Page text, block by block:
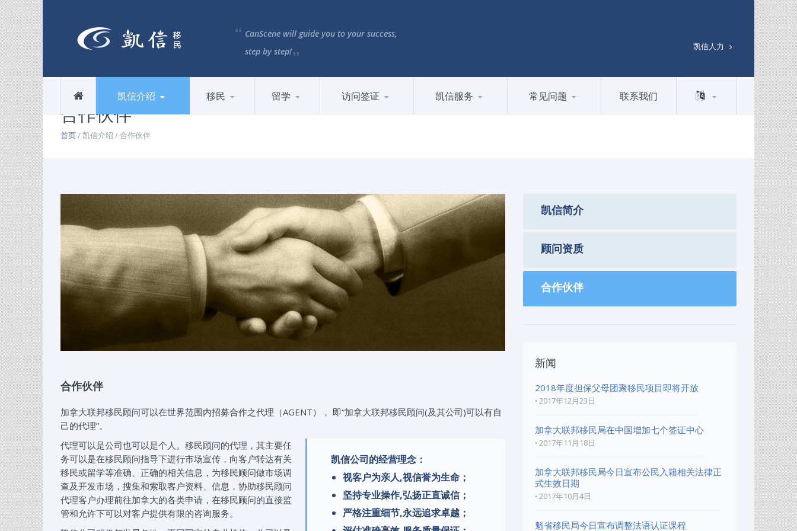
CanScene will guide you to your success,
step by step!
凯信人力
凯信介绍 移民 留学 访问签证 凯信服务 常见问题 联系我们
合作伙伴
首页/ 凯信介绍 / 合作伙伴
合作伙伴
加拿大联邦移民顾问可以在世界范围内招募合作之代理（AGENT）， 即“加拿大联邦移民顾问(及其公司)可以有自
己的代理”。
凯信公司的经营理念：
视客户为亲人,视信誉为生命；
坚持专业操作,弘扬正直诚信；
严格注重细节,永远追求卓越；
代理可以是公司也可以是个人。移民顾问的代理，其主要任
务可以是在移民顾问指导下进行市场宣传，向客户转达有关
移民或留学等准确、正确的相关信息，为移民顾问做市场调
查及开发市场，搜集和索取客户资料、信息，协助移民顾问
代理客户办理前往加拿大的各类申请，在移民顾问的直接监
管和允许下可以对客户提供有限的咨询服务。
凯信简介
顾问资质
合作伙伴
新闻
2018年度担保父母团聚移民项目即将开放
2017年12月23日
加拿大联邦移民局在中国增加七个签证中心
2017年11月18日
加拿大联邦移民局今日宣布公民入籍相关法律正
式生效日期
2017年10月4日
魁省移民局今日宣布调整法语认证课程